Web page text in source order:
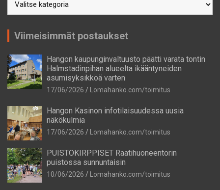
Viimeisimmät postaukset
Hangon kaupunginvaltuusto päätti varata tontin
Halmstadinpihan alueelta ikääntyneiden
asumisyksikköä varten
17/06/2026 Lomahanko.com/toimitus
Hangon Kasinon infotilaisuudessa uusia
näkökulmia
17/06/2026 Lomahanko.com/toimitus
PUISTOKIRPPISET Raatihuoneentorin
puistossa sunnuntaisin
10/06/2026 Lomahanko.com/toimitus